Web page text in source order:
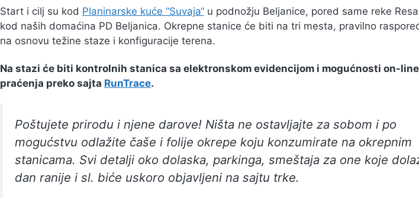
Start i cilj su kod Planinarske kuće “Suvaja“ u podnožju Beljanice, pored same reke
kod naših domaćina PD Beljanica. Okrepne stanice će biti na tri mesta, pravilno
na osnovu težine staze i konfiguracije terena.
Na stazi će biti kontrolnih stanica sa elektronskom evidencijom i mogućnosti on-line
praćenja preko sajta RunTrace.
Poštujete prirodu i njene darove! Ništa ne ostavljajte za sobom i po
mogućstvu odlažite čaše i folije okrepe koju konzumirate na okrepnim
stanicama. Svi detalji oko dolaska, parkinga, smeštaja za one koje
dan ranije i sl. biće uskoro objavljeni na sajtu trke.